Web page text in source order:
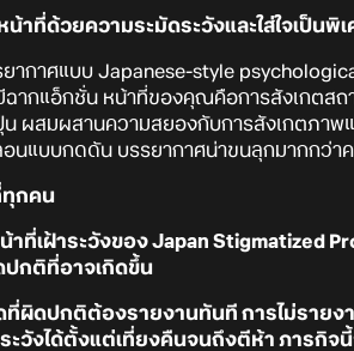
าที่ด้วยความระมัดระวังและใส่ใจเป็นพิเ
ยากาศแบบ Japanese-style
มีฉากแอ็กชั่น หน้าที่ของคุณคือการสังเกตส
ผสมผสานความสยองกับการสังเกตภาพ
นแบบกดดัน บรรยากาศน่าขนลุกมากกว่า
ทุกคน
าที่เฝ้าระวังของ Japan Stigmatized
ปกติที่อาจเกิดขึ้น
ที่ผิดปกติต้องรายงานทันที การไม่ราย
ะวังได้ตั้งแต่เที่ยงคืนจนถึงตีห้า ภารกิจ